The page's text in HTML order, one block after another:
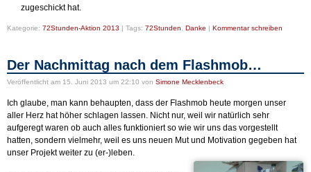
zugeschickt hat.
Kategorie: 72Stunden-Aktion 2013 Tags: 72Stunden, Danke Kommentar schreiben
Der Nachmittag nach dem Flashmob…
Veröffentlicht am 15. Juni 2013 um 22:10 von Simone Mecklenbeck
Ich glaube, man kann behaupten, dass der Flashmob heute morgen unser
aller Herz hat höher schlagen lassen. Nicht nur, weil wir natürlich sehr
aufgeregt waren ob auch alles funktioniert so wie wir uns das vorgestellt
hatten, sondern vielmehr, weil es uns neuen Mut und Motivation gegeben hat
unser Projekt weiter zu (er-)leben.